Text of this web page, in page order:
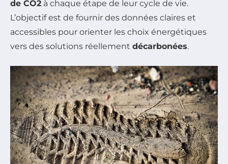
de CO2 à chaque étape de leur cycle de vie.
L’objectif est de fournir des données claires et
accessibles pour orienter les choix énergétiques
vers des solutions réellement décarbonées.